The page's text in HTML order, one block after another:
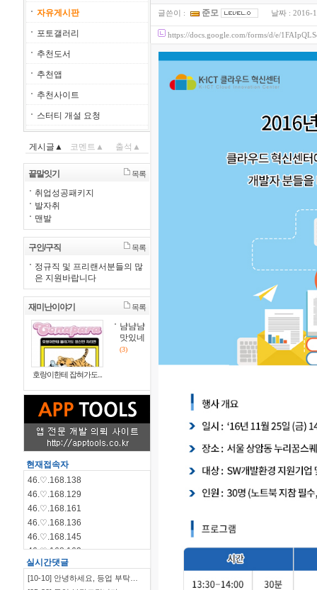
자유게시판
포토갤러리
추천도서
추천앱
추천사이트
스터티 개설 요청
게시글▲ 코멘트▲ 출석▲
끝말잇기 목록
취업성공패키지
발자취
맨발
구인/구직 목록
정규직 및 프리랜서분들의 많
은 지원바랍니다
재미난이야기 목록
호랑이한테 잡혀가도...
냠냠냠
맛있네
(3)
현재접속자
46.♡.168.138
46.♡.168.129
46.♡.168.161
46.♡.168.136
46.♡.168.145
46.♡.168.162
46.♡.168.144
46.♡.168.140
실시간댓글
[10-10] 안녕하세요, 등업 부탁…
글쓴이 : 준모 날짜 : 2016-
https://docs.google.com/forms/d/e/